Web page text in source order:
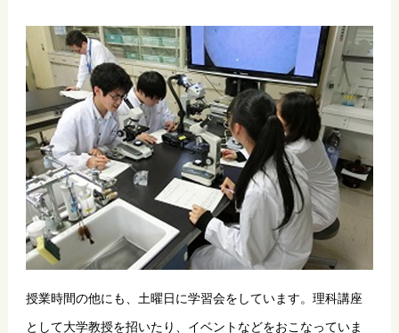
授業時間の他にも、土曜日に学習会をしています。理科講座
として大学教授を招いたり、イベントなどをおこなっていま